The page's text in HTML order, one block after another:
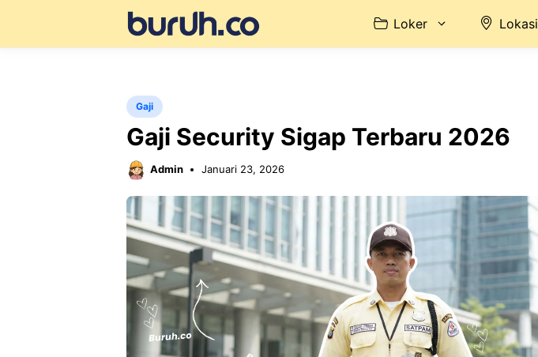
isi
Loker Lokasi
Gaji
Gaji Security Sigap Terbaru 2026
Admin Januari 23, 2026